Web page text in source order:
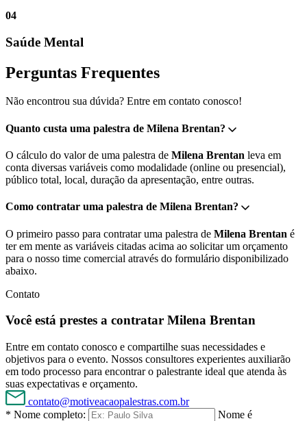
04
Saúde Mental
Perguntas Frequentes
Não encontrou sua dúvida? Entre em contato conosco!
Quanto custa uma palestra de Milena Brentan?
O cálculo do valor de uma palestra de Milena Brentan leva em
conta diversas variáveis como modalidade (online ou presencial),
público total, local, duração da apresentação, entre outras.
Como contratar uma palestra de Milena Brentan?
O primeiro passo para contratar uma palestra de Milena Brentan é
ter em mente as variáveis citadas acima ao solicitar um orçamento
para o nosso time comercial através do formulário disponibilizado
abaixo.
Contato
Você está prestes a contratar Milena Brentan
Entre em contato conosco e compartilhe suas necessidades e
objetivos para o evento. Nossos consultores experientes auxiliarão
em todo processo para encontrar o palestrante ideal que atenda às
suas expectativas e orçamento.
contato@motiveacaopalestras.com.br
* Nome completo:
Nome é